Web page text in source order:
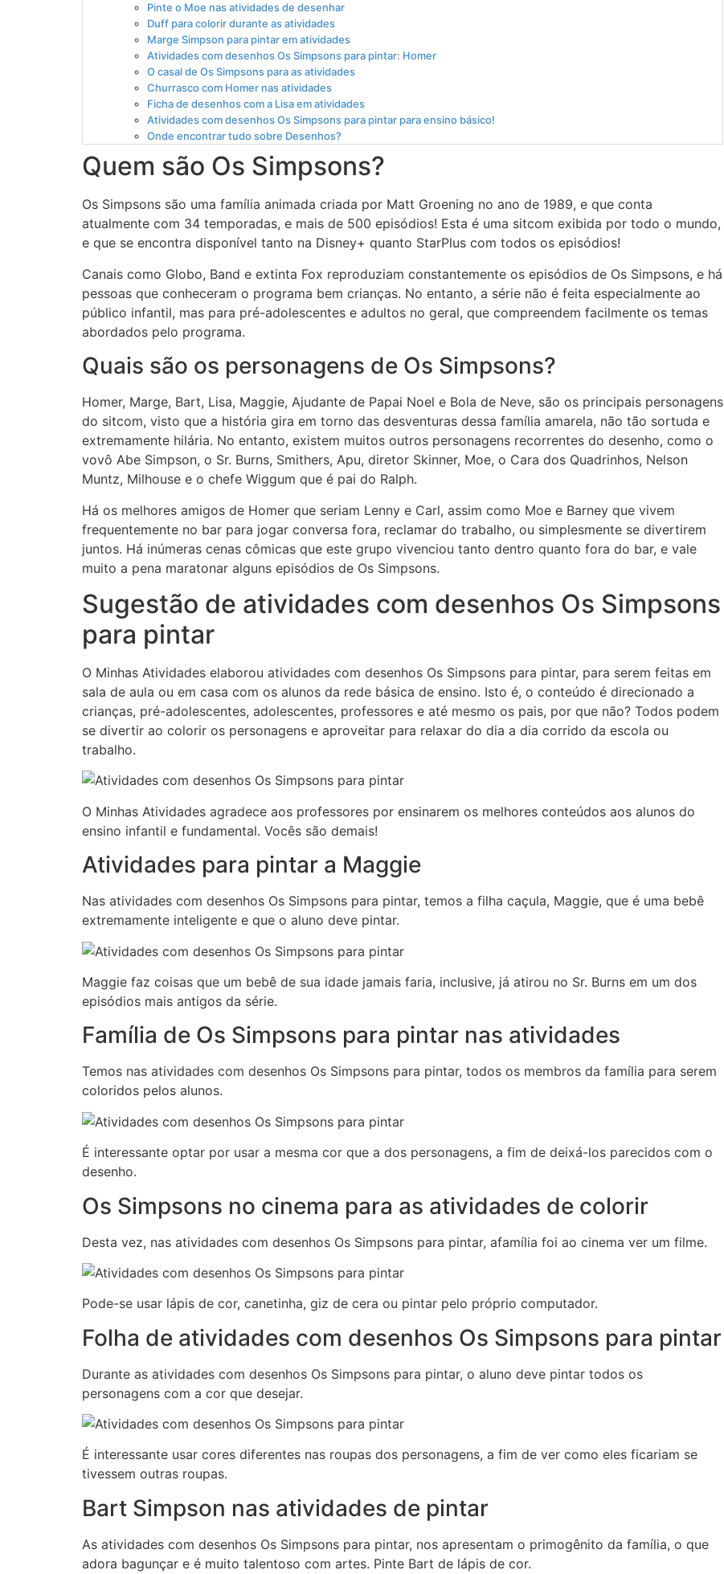
Pinte o Moe nas atividades de desenhar
Duff para colorir durante as atividades
Marge Simpson para pintar em atividades
Atividades com desenhos Os Simpsons para pintar: Homer
O casal de Os Simpsons para as atividades
Churrasco com Homer nas atividades
Ficha de desenhos com a Lisa em atividades
Atividades com desenhos Os Simpsons para pintar para ensino básico!
Onde encontrar tudo sobre Desenhos?
Quem são Os Simpsons?
Os Simpsons são uma família animada criada por Matt Groening no ano de 1989, e que conta
atualmente com 34 temporadas, e mais de 500 episódios! Esta é uma sitcom exibida por todo o mundo,
e que se encontra disponível tanto na Disney+ quanto StarPlus com todos os episódios!
Canais como Globo, Band e extinta Fox reproduziam constantemente os episódios de Os Simpsons, e há
pessoas que conheceram o programa bem crianças. No entanto, a série não é feita especialmente ao
público infantil, mas para pré-adolescentes e adultos no geral, que compreendem facilmente os temas
abordados pelo programa.
Quais são os personagens de Os Simpsons?
Homer, Marge, Bart, Lisa, Maggie, Ajudante de Papai Noel e Bola de Neve, são os principais personagens
do sitcom, visto que a história gira em torno das desventuras dessa família amarela, não tão sortuda e
extremamente hilária. No entanto, existem muitos outros personagens recorrentes do desenho, como o
vovô Abe Simpson, o Sr. Burns, Smithers, Apu, diretor Skinner, Moe, o Cara dos Quadrinhos, Nelson
Muntz, Milhouse e o chefe Wiggum que é pai do Ralph.
Há os melhores amigos de Homer que seriam Lenny e Carl, assim como Moe e Barney que vivem
frequentemente no bar para jogar conversa fora, reclamar do trabalho, ou simplesmente se divertirem
juntos. Há inúmeras cenas cômicas que este grupo vivenciou tanto dentro quanto fora do bar, e vale
muito a pena maratonar alguns episódios de Os Simpsons.
Sugestão de atividades com desenhos Os Simpsons
para pintar
O Minhas Atividades elaborou atividades com desenhos Os Simpsons para pintar, para serem feitas em
sala de aula ou em casa com os alunos da rede básica de ensino. Isto é, o conteúdo é direcionado a
crianças, pré-adolescentes, adolescentes, professores e até mesmo os pais, por que não? Todos podem
se divertir ao colorir os personagens e aproveitar para relaxar do dia a dia corrido da escola ou
trabalho.
O Minhas Atividades agradece aos professores por ensinarem os melhores conteúdos aos alunos do
ensino infantil e fundamental. Vocês são demais!
Atividades para pintar a Maggie
Nas atividades com desenhos Os Simpsons para pintar, temos a filha caçula, Maggie, que é uma bebê
extremamente inteligente e que o aluno deve pintar.
Maggie faz coisas que um bebê de sua idade jamais faria, inclusive, já atirou no Sr. Burns em um dos
episódios mais antigos da série.
Família de Os Simpsons para pintar nas atividades
Temos nas atividades com desenhos Os Simpsons para pintar, todos os membros da família para serem
coloridos pelos alunos.
É interessante optar por usar a mesma cor que a dos personagens, a fim de deixá-los parecidos com o
desenho.
Os Simpsons no cinema para as atividades de colorir
Desta vez, nas atividades com desenhos Os Simpsons para pintar, afamília foi ao cinema ver um filme.
Pode-se usar lápis de cor, canetinha, giz de cera ou pintar pelo próprio computador.
Folha de atividades com desenhos Os Simpsons para pintar
Durante as atividades com desenhos Os Simpsons para pintar, o aluno deve pintar todos os
personagens com a cor que desejar.
É interessante usar cores diferentes nas roupas dos personagens, a fim de ver como eles ficariam se
tivessem outras roupas.
Bart Simpson nas atividades de pintar
As atividades com desenhos Os Simpsons para pintar, nos apresentam o primogênito da família, o que
adora bagunçar e é muito talentoso com artes. Pinte Bart de lápis de cor.